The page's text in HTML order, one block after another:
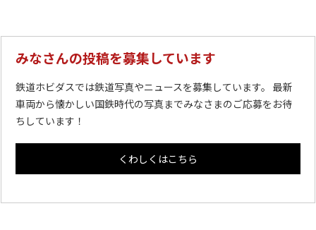
みなさんの投稿を募集しています
鉄道ホビダスでは鉄道写真やニュースを募集しています。 最新
車両から懐かしい国鉄時代の写真までみなさまのご応募をお待
ちしています！
くわしくはこちら